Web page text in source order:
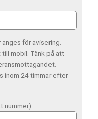
för avisering.
mobil. Tänk på att
inom 24 timmar efter
nummer)